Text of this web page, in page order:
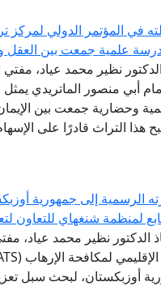
في المؤتمر الدولي لمركز
علمية جمعت بين العقل
نظير محمد عياد، مفتي
أبي منصور الماتريدي
وحضارية جمعت بين
هذا التراث قادرًا على
الرسمية إلى جمهورية
الدكتور نظير محمد عياد،
أوزبكستان، لبحث سبل